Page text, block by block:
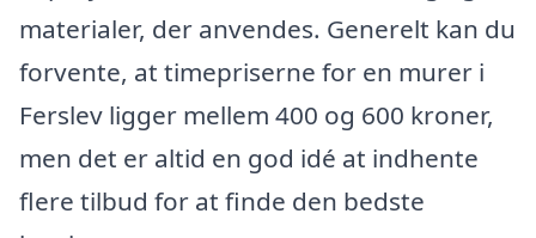
materialer, der anvendes. Generelt kan du
forvente, at timepriserne for en murer i
Ferslev ligger mellem 400 og 600 kroner,
men det er altid en god idé at indhente
flere tilbud for at finde den bedste